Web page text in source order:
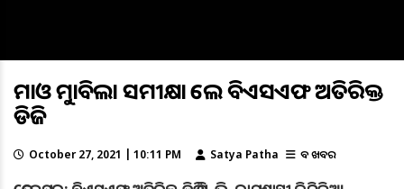
ମାଓ ମୁକାବିଲା ସମୀକ୍ଷା କଲେ ବିଏସଏଫ ଅତିରିକ୍ତ
ଡିଜି
October 27, 2021 | 10:11 PM Satya Patha ବଡ ଖବର